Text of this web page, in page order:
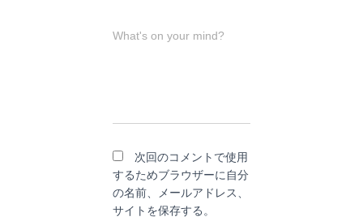
What's on your mind?
次回のコメントで使用
するためブラウザーに自分
の名前、メールアドレス、
サイトを保存する。